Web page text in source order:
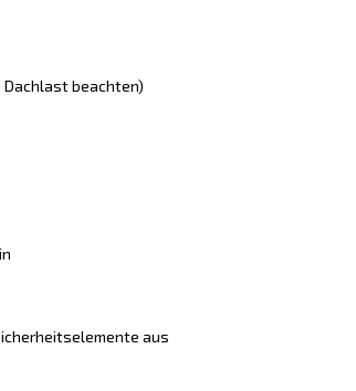
Dachlast beachten)
aus